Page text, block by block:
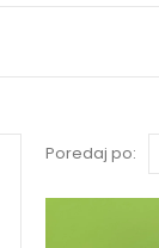
Poredaj po: